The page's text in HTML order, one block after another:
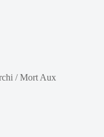
/ Mort Aux